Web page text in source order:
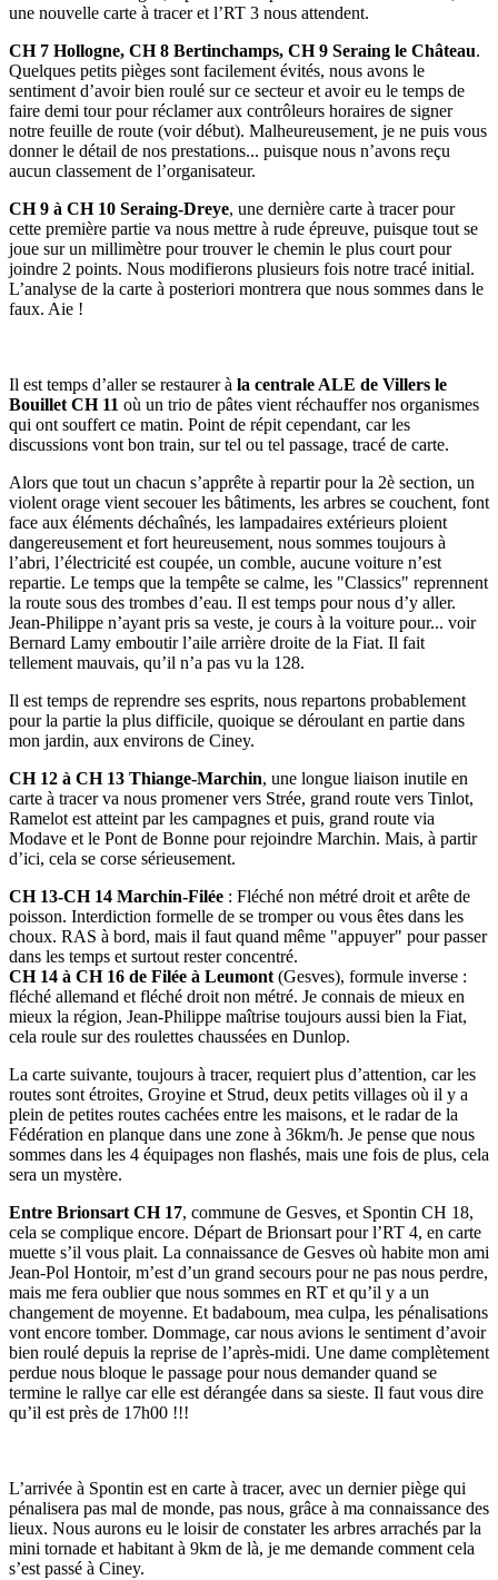
une nouvelle carte à tracer et l’RT 3 nous attendent.
CH 7 Hollogne, CH 8 Bertinchamps, CH 9 Seraing le Château.
Quelques petits pièges sont facilement évités, nous avons le
sentiment d’avoir bien roulé sur ce secteur et avoir eu le temps de
faire demi tour pour réclamer aux contrôleurs horaires de signer
notre feuille de route (voir début). Malheureusement, je ne puis vous
donner le détail de nos prestations... puisque nous n’avons reçu
aucun classement de l’organisateur.
CH 9 à CH 10 Seraing-Dreye, une dernière carte à tracer pour
cette première partie va nous mettre à rude épreuve, puisque tout se
joue sur un millimètre pour trouver le chemin le plus court pour
joindre 2 points. Nous modifierons plusieurs fois notre tracé initial.
L’analyse de la carte à posteriori montrera que nous sommes dans le
faux. Aie !
Il est temps d’aller se restaurer à la centrale ALE de Villers le
Bouillet CH 11 où un trio de pâtes vient réchauffer nos organismes
qui ont souffert ce matin. Point de répit cependant, car les
discussions vont bon train, sur tel ou tel passage, tracé de carte.
Alors que tout un chacun s’apprête à repartir pour la 2è section, un
violent orage vient secouer les bâtiments, les arbres se couchent, font
face aux éléments déchaînés, les lampadaires extérieurs ploient
dangereusement et fort heureusement, nous sommes toujours à
l’abri, l’électricité est coupée, un comble, aucune voiture n’est
repartie. Le temps que la tempête se calme, les "Classics" reprennent
la route sous des trombes d’eau. Il est temps pour nous d’y aller.
Jean-Philippe n’ayant pris sa veste, je cours à la voiture pour... voir
Bernard Lamy emboutir l’aile arrière droite de la Fiat. Il fait
tellement mauvais, qu’il n’a pas vu la 128.
Il est temps de reprendre ses esprits, nous repartons probablement
pour la partie la plus difficile, quoique se déroulant en partie dans
mon jardin, aux environs de Ciney.
CH 12 à CH 13 Thiange-Marchin, une longue liaison inutile en
carte à tracer va nous promener vers Strée, grand route vers Tinlot,
Ramelot est atteint par les campagnes et puis, grand route via
Modave et le Pont de Bonne pour rejoindre Marchin. Mais, à partir
d’ici, cela se corse sérieusement.
CH 13-CH 14 Marchin-Filée : Fléché non métré droit et arête de
poisson. Interdiction formelle de se tromper ou vous êtes dans les
choux. RAS à bord, mais il faut quand même "appuyer" pour passer
dans les temps et surtout rester concentré.
CH 14 à CH 16 de Filée à Leumont(Gesves), formule inverse :
fléché allemand et fléché droit non métré. Je connais de mieux en
mieux la région, Jean-Philippe maîtrise toujours aussi bien la Fiat,
cela roule sur des roulettes chaussées en Dunlop.
La carte suivante, toujours à tracer, requiert plus d’attention, car les
routes sont étroites, Groyine et Strud, deux petits villages où il y a
plein de petites routes cachées entre les maisons, et le radar de la
Fédération en planque dans une zone à 36km/h. Je pense que nous
sommes dans les 4 équipages non flashés, mais une fois de plus, cela
sera un mystère.
Entre Brionsart CH 17, commune de Gesves, et Spontin CH 18,
cela se complique encore. Départ de Brionsart pour l’RT 4, en carte
muette s’il vous plait. La connaissance de Gesves où habite mon ami
Jean-Pol Hontoir, m’est d’un grand secours pour ne pas nous perdre,
mais me fera oublier que nous sommes en RT et qu’il y a un
changement de moyenne. Et badaboum, mea culpa, les pénalisations
vont encore tomber. Dommage, car nous avions le sentiment d’avoir
bien roulé depuis la reprise de l’après-midi. Une dame complètement
perdue nous bloque le passage pour nous demander quand se
termine le rallye car elle est dérangée dans sa sieste. Il faut vous dire
qu’il est près de 17h00 !!!
L’arrivée à Spontin est en carte à tracer, avec un dernier piège qui
pénalisera pas mal de monde, pas nous, grâce à ma connaissance des
lieux. Nous aurons eu le loisir de constater les arbres arrachés par la
mini tornade et habitant à 9km de là, je me demande comment cela
s’est passé à Ciney.